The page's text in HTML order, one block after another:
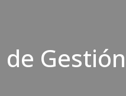
Gestión